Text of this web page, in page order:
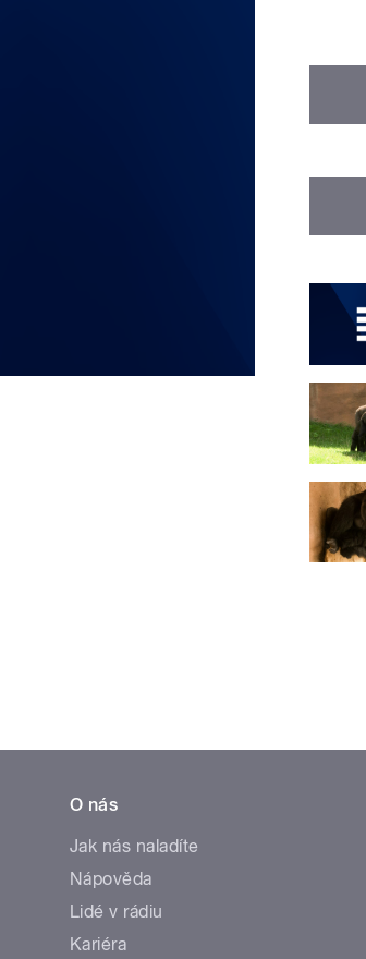
O nás
Jak nás naladíte
Nápověda
Lidé v rádiu
Kariéra